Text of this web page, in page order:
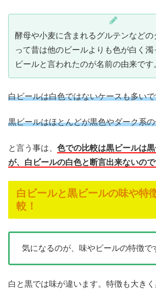
酵母や小麦に含まれるグルテンなどの
って昔は他のビールよりも色が白く濁
ビールと言われたのが名前の由来です
白ビールは白色ではないケースも多い
黒ビールはほとんどが黒色やダーク系
と言う事は、 色での比較は黒ビールは
が、白ビールの白色と断言出来ないので
白ビールと黒ビールの味や特
較！
気になるのが、味やビールの特徴で
白と黒では味が違います。特徴も大きく